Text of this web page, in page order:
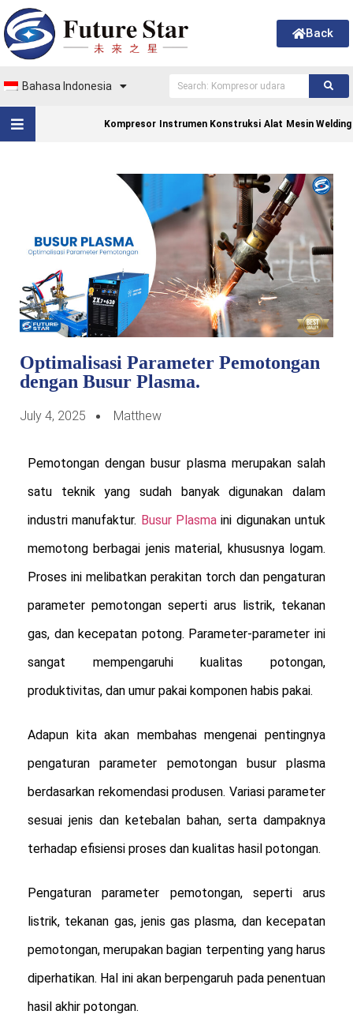
Back
Bahasa Indonesia
Kompresor Instrumen Konstruksi Alat Mesin Welding
Optimalisasi Parameter Pemotongan
dengan Busur Plasma.
July 4, 2025 Matthew
Pemotongan dengan busur plasma merupakan salah
satu teknik yang sudah banyak digunakan dalam
industri manufaktur. Busur Plasmaini digunakan untuk
memotong berbagai jenis material, khususnya logam.
Proses ini melibatkan perakitan torch dan pengaturan
parameter pemotongan seperti arus listrik, tekanan
gas, dan kecepatan potong. Parameter-parameter ini
sangat mempengaruhi kualitas potongan,
produktivitas, dan umur pakai komponen habis pakai.
Adapun kita akan membahas mengenai pentingnya
pengaturan parameter pemotongan busur plasma
berdasarkan rekomendasi produsen. Variasi parameter
sesuai jenis dan ketebalan bahan, serta dampaknya
terhadap efisiensi proses dan kualitas hasil potongan.
Pengaturan parameter pemotongan, seperti arus
listrik, tekanan gas, jenis gas plasma, dan kecepatan
pemotongan, merupakan bagian terpenting yang harus
diperhatikan. Hal ini akan berpengaruh pada penentuan
hasil akhir potongan.